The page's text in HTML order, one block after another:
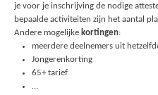
je voor je inschrijving de nodige
bepaalde activiteiten zijn het aantal
Andere mogelijke kortingen:
meerdere deelnemers uit
Jongerenkorting
65+ tarief
…